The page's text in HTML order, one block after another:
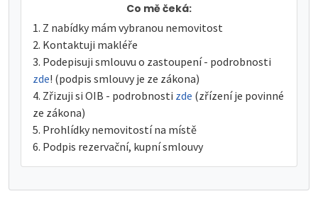
Co mě čeká:
Z nabídky mám vybranou nemovitost
Kontaktuji makléře
Podepisuji smlouvu o zastoupení - podrobnosti
zde! (podpis smlouvy je ze zákona)
Zřizuji si OIB - podrobnosti zde (zřízení je povinné
ze zákona)
Prohlídky nemovitostí na místě
Podpis rezervační, kupní smlouvy